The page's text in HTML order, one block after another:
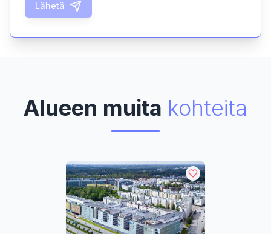
Lähetä
Alueen muita kohteita